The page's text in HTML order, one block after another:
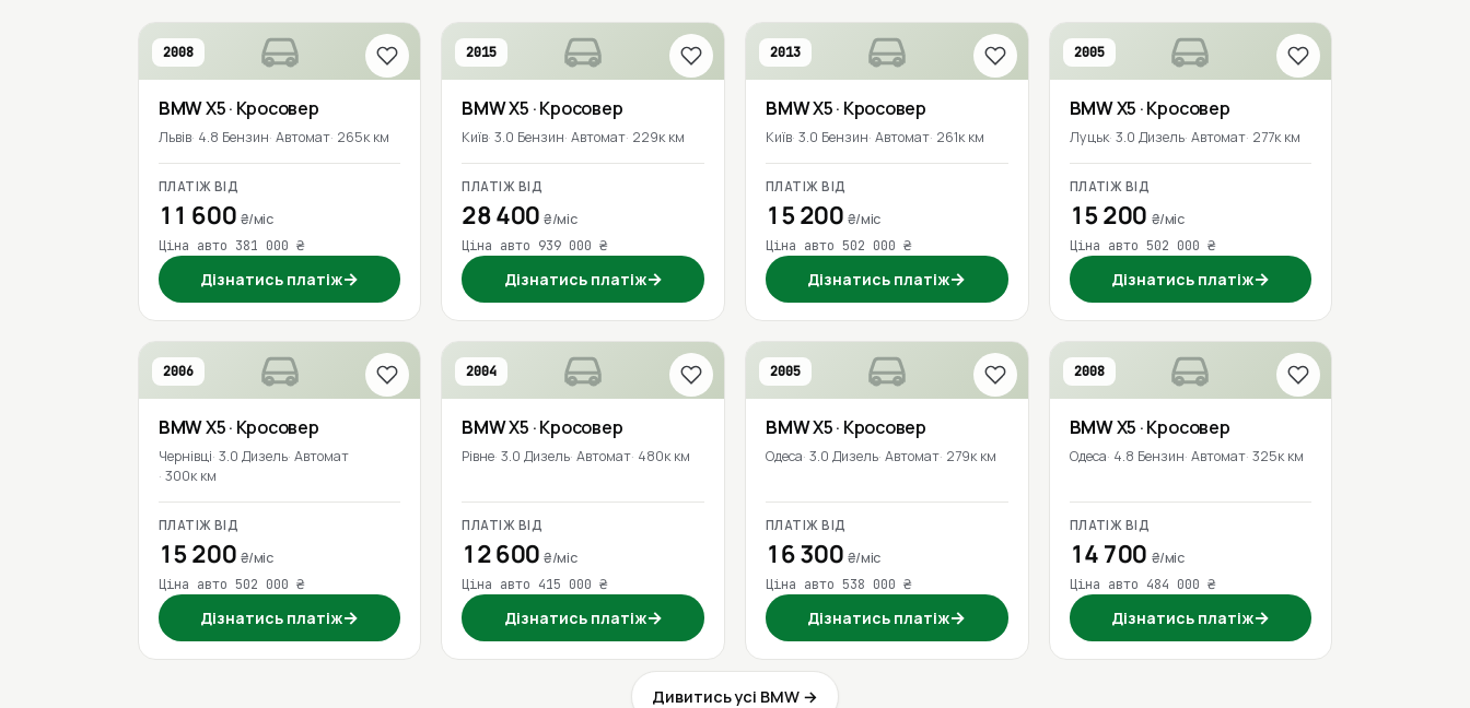
2008
BMWX5· Кросовер
Львів 4.8 Бензин Автомат 265к км
ПЛАТІЖ ВІД
11 600 ₴/міс
Ціна авто 381 000 ₴
Дізнатись платіж→
2015
BMWX5 · Кросовер
Київ 3.0 Бензин Автомат 229к км
ПЛАТІЖ ВІД
28 400₴/міс
Ціна авто 939 000 ₴
Дізнатись платіж→
2013
BMWX5· Кросовер
Київ 3.0 Бензин Автомат 261к км
ПЛАТІЖ ВІД
15 200 ₴/міс
Ціна авто 502 000 ₴
Дізнатись платіж→
2005
BMWX5 · Кросовер
Луцьк 3.0 Дизель Автомат 277к км
ПЛАТІЖ ВІД
15 200 ₴/міс
Ціна авто 502 000 ₴
Дізнатись платіж→
2006
BMWX5· Кросовер
Чернівці 3.0 Дизель Автомат
300к км
ПЛАТІЖ ВІД
15 200 ₴/міс
Ціна авто 502 000 ₴
Дізнатись платіж→
2004
BMWX5 · Кросовер
Рівне 3.0 Дизель Автомат 480к км
ПЛАТІЖ ВІД
12 600₴/міс
Ціна авто 415 000 ₴
Дізнатись платіж→
2005
BMWX5· Кросовер
Одеса 3.0 Дизель Автомат 279к км
ПЛАТІЖ ВІД
16 300 ₴/міс
Ціна авто 538 000 ₴
Дізнатись платіж→
2008
BMWX5 · Кросовер
Одеса 4.8 Бензин Автомат 325к км
ПЛАТІЖ ВІД
14 700 ₴/міс
Ціна авто 484 000 ₴
Дізнатись платіж→
Дивитись усі BMW →